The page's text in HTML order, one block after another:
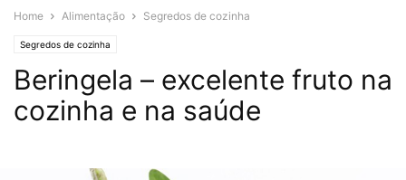
Home Alimentação Segredos de cozinha
Segredos de cozinha
Beringela – excelente fruto na
cozinha e na saúde